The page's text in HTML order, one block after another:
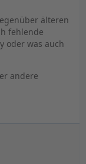
älteren
fehlende
oder was auch
andere